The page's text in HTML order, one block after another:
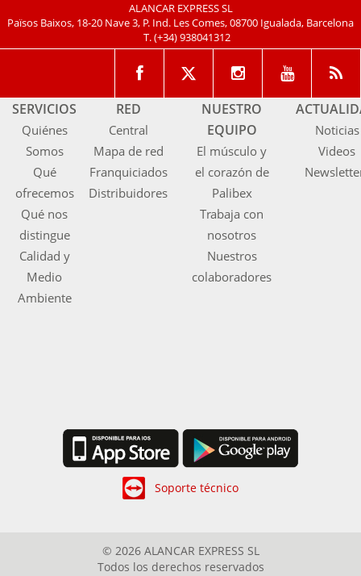
ALANCAR EXPRESS SL
Països Baixos, 18-20 Nave 3, P. Ind. Les Comes, 08700 Igualada, Barcelona
T.(+34) 938041312
SERVICIOS
Quiénes
Somos
Qué
ofrecemos
Qué nos
distingue
Calidad y
Medio
Ambiente
RED
Central
Mapa de red
Franquiciados
Distribuidores
NUESTRO
EQUIPO
El músculo y
el corazón de
Palibex
Trabaja con
nosotros
Nuestros
colaboradores
Noticias
Videos
Soporte técnico
© 2026 ALANCAR EXPRESS SL
Todos los derechos reservados